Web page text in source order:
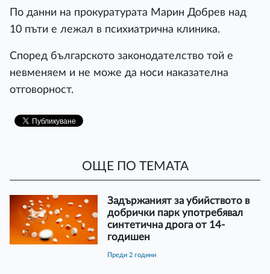
По данни на прокуратурата Марин Добрев над
10 пъти е лежал в психиатрична клиника.
Според българското законодателство той е
невменяем и не може да носи наказателна
отговорност.
ОЩЕ ПО ТЕМАТА
Задържаният за убийството в
добрички парк употребявал
синтетична дрога от 14-
годишен
преди 2 години